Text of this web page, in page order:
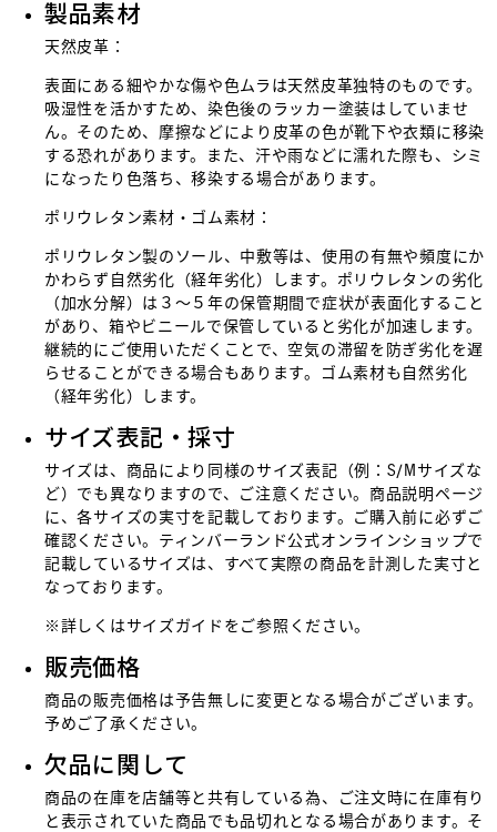
製品素材
天然皮革：
表面にある細やかな傷や色ムラは天然皮革独特のものです。
吸湿性を活かすため、染色後のラッカー塗装はしていませ
ん。そのため、摩擦などにより皮革の色が靴下や衣類に移染
する恐れがあります。また、汗や雨などに濡れた際も、シミ
になったり色落ち、移染する場合があります。
ポリウレタン素材・ゴム素材：
ポリウレタン製のソール、中敷等は、使用の有無や頻度にか
かわらず自然劣化（経年劣化）します。ポリウレタンの劣化
（加水分解）は３〜５年の保管期間で症状が表面化すること
があり、箱やビニールで保管していると劣化が加速します。
継続的にご使用いただくことで、空気の滞留を防ぎ劣化を遅
らせることができる場合もあります。ゴム素材も自然劣化
（経年劣化）します。
サイズ表記・採寸
サイズは、商品により同様のサイズ表記（例：S/Mサイズな
ど）でも異なりますので、ご注意ください。商品説明ページ
に、各サイズの実寸を記載しております。ご購入前に必ずご
確認ください。ティンバーランド公式オンラインショップで
記載しているサイズは、すべて実際の商品を計測した実寸と
なっております。
※詳しくはサイズガイド をご参照ください。
販売価格
商品の販売価格は予告無しに変更となる場合がございます。
予めご了承ください。
欠品に関して
商品の在庫を店舗等と共有している為、ご注文時に在庫有り
と表示されていた商品でも品切れとなる場合があります。そ